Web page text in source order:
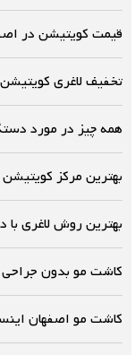
قیمت کویتیشن در
تخفیف لاغری
همه چیز در مورد
بهترین مرکز
بهترین روش لاغری با
کاشت مو بدون
کاشت مو اصفهان